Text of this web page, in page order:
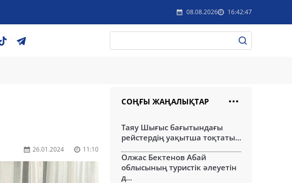
08.08.2026 16:42:47
26.01.2024 11:10
СОҢҒЫ ЖАҢАЛЫҚТАР
Таяу Шығыс бағытындағы
рейстердің уақытша тоқтаты...
Олжас Бектенов Абай
облысының туристік әлеуетін
д...